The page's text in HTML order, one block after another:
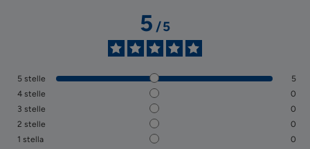
5/5
5 stelle
5
4 stelle
0
3 stelle
0
2 stelle
0
1 stella 0